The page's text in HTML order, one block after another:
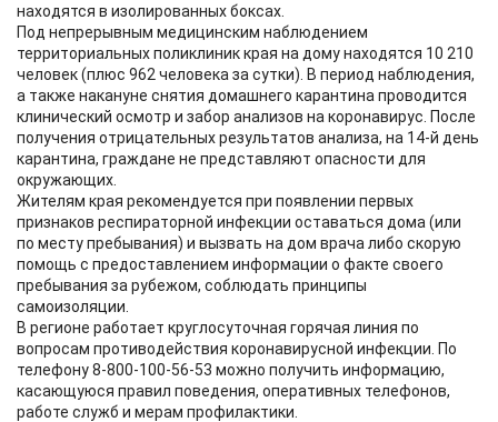
находятся в изолированных боксах.
Под непрерывным медицинским наблюдением
территориальных поликлиник края на дому находятся 10 210
человек (плюс 962 человека за сутки). В период наблюдения,
а также накануне снятия домашнего карантина проводится
клинический осмотр и забор анализов на коронавирус. После
получения отрицательных результатов анализа, на 14-й день
карантина, граждане не представляют опасности для
окружающих.
Жителям края рекомендуется при появлении первых
признаков респираторной инфекции оставаться дома (или
по месту пребывания) и вызвать на дом врача либо скорую
помощь с предоставлением информации о факте своего
пребывания за рубежом, соблюдать принципы
самоизоляции.
В регионе работает круглосуточная горячая линия по
вопросам противодействия коронавирусной инфекции. По
телефону 8-800-100-56-53 можно получить информацию,
касающуюся правил поведения, оперативных телефонов,
работе служб и мерам профилактики.